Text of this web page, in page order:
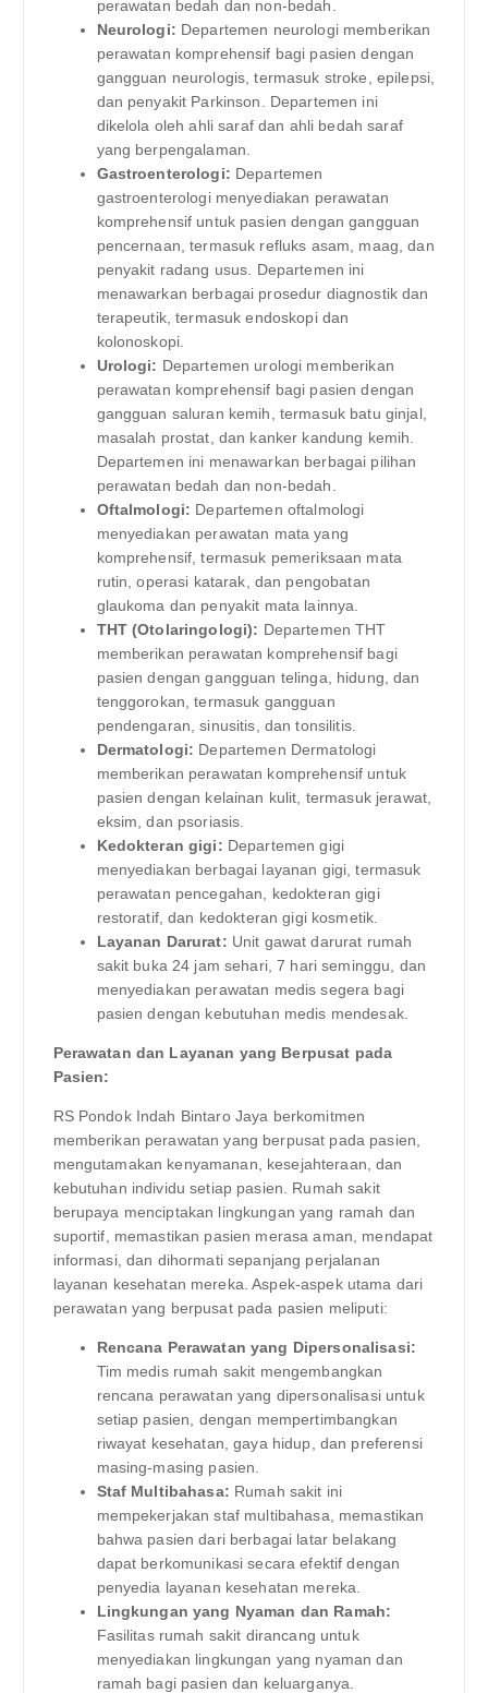
perawatan bedah dan non-bedah.
Neurologi: Departemen neurologi memberikan
perawatan komprehensif bagi pasien dengan
gangguan neurologis, termasuk stroke, epilepsi,
dan penyakit Parkinson. Departemen ini
dikelola oleh ahli saraf dan ahli bedah saraf
yang berpengalaman.
Gastroenterologi: Departemen
gastroenterologi menyediakan perawatan
komprehensif untuk pasien dengan gangguan
pencernaan, termasuk refluks asam, maag, dan
penyakit radang usus. Departemen ini
menawarkan berbagai prosedur diagnostik dan
terapeutik, termasuk endoskopi dan
kolonoskopi.
Urologi: Departemen urologi memberikan
perawatan komprehensif bagi pasien dengan
gangguan saluran kemih, termasuk batu ginjal,
masalah prostat, dan kanker kandung kemih.
Departemen ini menawarkan berbagai pilihan
perawatan bedah dan non-bedah.
Oftalmologi: Departemen oftalmologi
menyediakan perawatan mata yang
komprehensif, termasuk pemeriksaan mata
rutin, operasi katarak, dan pengobatan
glaukoma dan penyakit mata lainnya.
THT (Otolaringologi): Departemen THT
memberikan perawatan komprehensif bagi
pasien dengan gangguan telinga, hidung, dan
tenggorokan, termasuk gangguan
pendengaran, sinusitis, dan tonsilitis.
Dermatologi: Departemen Dermatologi
memberikan perawatan komprehensif untuk
pasien dengan kelainan kulit, termasuk jerawat,
eksim, dan psoriasis.
Kedokteran gigi: Departemen gigi
menyediakan berbagai layanan gigi, termasuk
perawatan pencegahan, kedokteran gigi
restoratif, dan kedokteran gigi kosmetik.
Layanan Darurat: Unit gawat darurat rumah
sakit buka 24 jam sehari, 7 hari seminggu, dan
menyediakan perawatan medis segera bagi
pasien dengan kebutuhan medis mendesak.
Perawatan dan Layanan yang Berpusat pada
Pasien:
RS Pondok Indah Bintaro Jaya berkomitmen
memberikan perawatan yang berpusat pada pasien,
mengutamakan kenyamanan, kesejahteraan, dan
kebutuhan individu setiap pasien. Rumah sakit
berupaya menciptakan lingkungan yang ramah dan
suportif, memastikan pasien merasa aman, mendapat
informasi, dan dihormati sepanjang perjalanan
layanan kesehatan mereka. Aspek-aspek utama dari
perawatan yang berpusat pada pasien meliputi:
Rencana Perawatan yang Dipersonalisasi:
Tim medis rumah sakit mengembangkan
rencana perawatan yang dipersonalisasi untuk
setiap pasien, dengan mempertimbangkan
riwayat kesehatan, gaya hidup, dan preferensi
masing-masing pasien.
Staf Multibahasa: Rumah sakit ini
mempekerjakan staf multibahasa, memastikan
bahwa pasien dari berbagai latar belakang
dapat berkomunikasi secara efektif dengan
penyedia layanan kesehatan mereka.
Lingkungan yang Nyaman dan Ramah:
Fasilitas rumah sakit dirancang untuk
menyediakan lingkungan yang nyaman dan
ramah bagi pasien dan keluarganya.